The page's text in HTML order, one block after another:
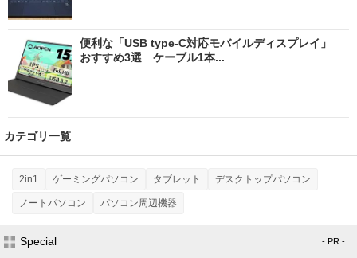
便利な「USB type-C対応モバイルディスプレイ」
おすすめ3選 ケーブル1本...
カテゴリ一覧
2in1 ゲーミングパソコン タブレット デスクトップパソコン
ノートパソコン パソコン周辺機器
Special - PR -